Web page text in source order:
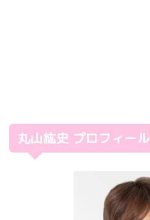
丸山紘史 プロフィール